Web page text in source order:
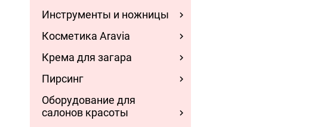
Инструменты и ножницы
Косметика Aravia
Крема для загара
Пирсинг
Оборудование для
салонов красоты